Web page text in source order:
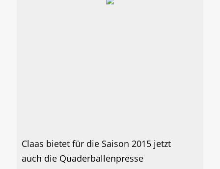
Claas bietet für die Saison 2015 jetzt
auch die Quaderballenpresse